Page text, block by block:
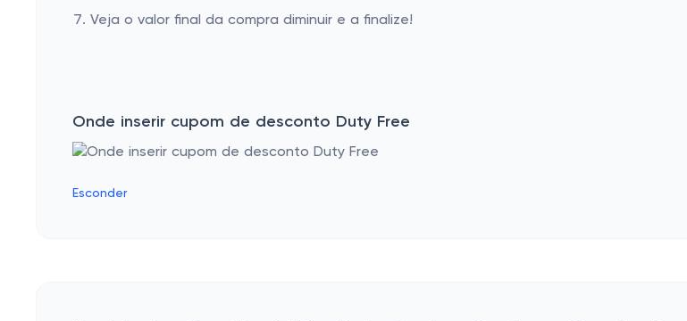
Veja o valor final da compra diminuir e a finalize!
Onde inserir cupom de desconto Duty Free
Esconder